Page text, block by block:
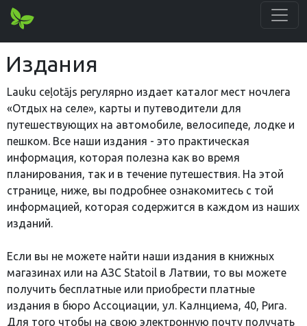
Издания
Lauku ceļotājs регулярно издает каталог мест ночлега
«Отдых на селе», карты и путеводители для
путешествующих на автомобиле, велосипеде, лодке и
пешком. Все наши издания - это практическая
информация, которая полезна как во время
планирования, так и в течение путешествия. На этой
странице, ниже, вы подробнее ознакомитесь с той
информацией, которая содержится в каждом из наших
изданий.
Если вы не можете найти наши издания в книжных
магазинах или на АЗС Statoil в Латвии, то вы можете
получить бесплатные или приобрести платные
издания в бюро Ассоциации, ул. Калнциема, 40, Рига.
Для того чтобы на свою электронную почту получать